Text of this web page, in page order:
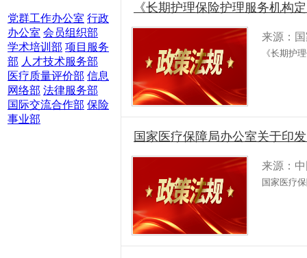
党群工作办公室 行政
办公室 会员组织部
学术培训部 项目服务
部 人才技术服务部
医疗质量评价部 信息
网络部 法律服务部
国际交流合作部 保险
事业部
《长期护理保险护理服务机构
来源：
《长期护
国家医疗保障局办公室关于印
来源：
国家医疗